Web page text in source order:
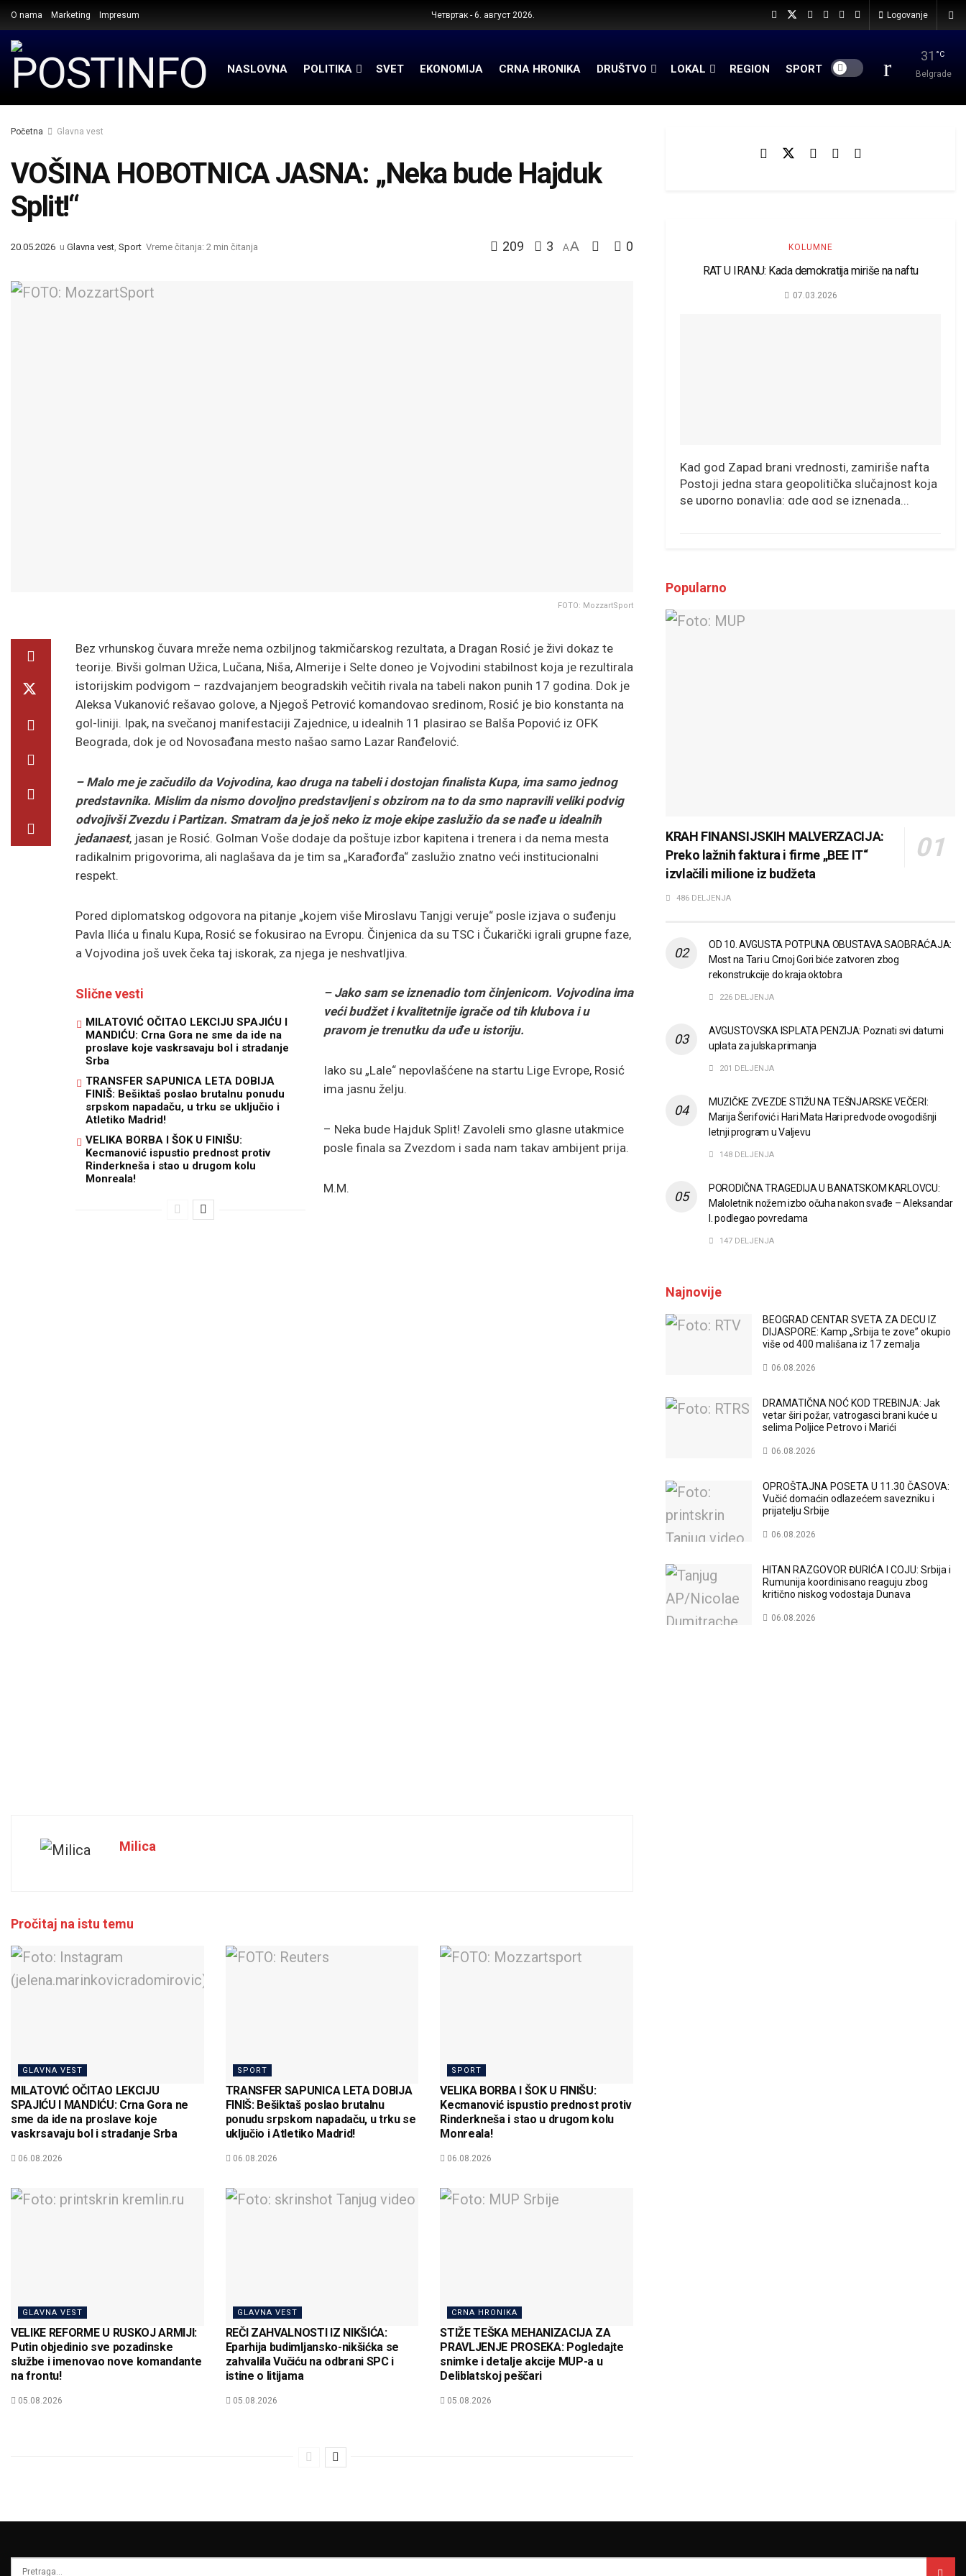
O nama Marketing Impresum Четвртак - 6. август 2026. Logovanje
NASLOVNA POLITIKA SVET EKONOMIJA CRNA HRONIKA DRUŠTVO LOKAL REGION SPORT
31 °C
Belgrade
Početna Glavna vest
VOŠINA HOBOTNICA JASNA: „Neka bude Hajduk
Split!“
20.05.2026 u Glavna vest, Sport Vreme čitanja: 2 min čitanja 209 3 AA 0
FOTO: MozzartSport
Bez vrhunskog čuvara mreže nema ozbiljnog takmičarskog rezultata, a Dragan Rosić je živi dokaz te
teorije. Bivši golman Užica, Lučana, Niša, Almerije i Selte doneo je Vojvodini stabilnost koja je rezultirala
istorijskim podvigom – razdvajanjem beogradskih večitih rivala na tabeli nakon punih 17 godina. Dok je
Aleksa Vukanović rešavao golove, a Njegoš Petrović komandovao sredinom, Rosić je bio konstanta na
gol-liniji. Ipak, na svečanoj manifestaciji Zajednice, u idealnih 11 plasirao se Balša Popović iz OFK
Beograda, dok je od Novosađana mesto našao samo Lazar Ranđelović.
– Malo me je začudilo da Vojvodina, kao druga na tabeli i dostojan finalista Kupa, ima samo jednog
predstavnika. Mislim da nismo dovoljno predstavljeni s obzirom na to da smo napravili veliki podvig
odvojivši Zvezdu i Partizan. Smatram da je još neko iz moje ekipe zaslužio da se nađe u idealnih
jedanaest, jasan je Rosić. Golman Voše dodaje da poštuje izbor kapitena i trenera i da nema mesta
radikalnim prigovorima, ali naglašava da je tim sa „Karađorđa“ zaslužio znatno veći institucionalni
respekt.
Pored diplomatskog odgovora na pitanje „kojem više Miroslavu Tanjgi veruje“ posle izjava o suđenju
Pavla Ilića u finalu Kupa, Rosić se fokusirao na Evropu. Činjenica da su TSC i Čukarički igrali grupne faze,
a Vojvodina još uvek čeka taj iskorak, za njega je neshvatljiva.
Slične vesti
MILATOVIĆ OČITAO LEKCIJU SPAJIĆU I
MANDIĆU: Crna Gora ne sme da ide na
proslave koje vaskrsavaju bol i stradanje
Srba
TRANSFER SAPUNICA LETA DOBIJA
FINIŠ: Bešiktaš poslao brutalnu ponudu
srpskom napadaču, u trku se uključio i
Atletiko Madrid!
VELIKA BORBA I ŠOK U FINIŠU:
Kecmanović ispustio prednost protiv
Rinderkneša i stao u drugom kolu
Monreala!
– Jako sam se iznenadio tom činjenicom. Vojvodina ima
veći budžet i kvalitetnije igrače od tih klubova i u
pravom je trenutku da uđe u istoriju.
Iako su „Lale“ nepovlašćene na startu Lige Evrope, Rosić
ima jasnu želju.
– Neka bude Hajduk Split! Zavoleli smo glasne utakmice
posle finala sa Zvezdom i sada nam takav ambijent prija.
M.M.
Milica
Pročitaj na istu temu
GLAVNA VEST
MILATOVIĆ OČITAO LEKCIJU
SPAJIĆU I MANDIĆU: Crna Gora ne
sme da ide na proslave koje
vaskrsavaju bol i stradanje Srba
06.08.2026
SPORT
TRANSFER SAPUNICA LETA DOBIJA
FINIŠ: Bešiktaš poslao brutalnu
ponudu srpskom napadaču, u trku se
uključio i Atletiko Madrid!
06.08.2026
SPORT
VELIKA BORBA I ŠOK U FINIŠU:
Kecmanović ispustio prednost protiv
Rinderkneša i stao u drugom kolu
Monreala!
06.08.2026
GLAVNA VEST
VELIKE REFORME U RUSKOJ ARMIJI:
Putin objedinio sve pozadinske
službe i imenovao nove komandante
na frontu!
05.08.2026
GLAVNA VEST
REČI ZAHVALNOSTI IZ NIKŠIĆA:
Eparhija budimljansko-nikšićka se
zahvalila Vučiću na odbrani SPC i
istine o litijama
05.08.2026
CRNA HRONIKA
STIŽE TEŠKA MEHANIZACIJA ZA
PRAVLJENJE PROSEKA: Pogledajte
snimke i detalje akcije MUP-a u
Deliblatskoj peščari
05.08.2026
KOLUMNE
RAT U IRANU: Kada demokratija miriše na naftu
07.03.2026
Kad god Zapad brani vrednosti, zamiriše nafta
Postoji jedna stara geopolitička slučajnost koja
se uporno ponavlja: gde god se iznenada...
Popularno
KRAH FINANSIJSKIH MALVERZACIJA:
Preko lažnih faktura i firme „BEE IT“
izvlačili milione iz budžeta
486 DELJENJA
OD 10. AVGUSTA POTPUNA OBUSTAVA SAOBRAĆAJA:
Most na Tari u Crnoj Gori biće zatvoren zbog
rekonstrukcije do kraja oktobra
226 DELJENJA
AVGUSTOVSKA ISPLATA PENZIJA: Poznati svi datumi
uplata za julska primanja
201 DELJENJA
MUZIČKE ZVEZDE STIŽU NA TEŠNJARSKE VEČERI:
Marija Šerifović i Hari Mata Hari predvode ovogodišnji
letnji program u Valjevu
148 DELJENJA
PORODIČNA TRAGEDIJA U BANATSKOM KARLOVCU:
Maloletnik nožem izbo očuha nakon svađe – Aleksandar
I. podlegao povredama
147 DELJENJA
Najnovije
BEOGRAD CENTAR SVETA ZA DECU IZ
DIJASPORE: Kamp „Srbija te zove” okupio
više od 400 mališana iz 17 zemalja
06.08.2026
DRAMATIČNA NOĆ KOD TREBINJA: Jak
vetar širi požar, vatrogasci brani kuće u
selima Poljice Petrovo i Marići
06.08.2026
OPROŠTAJNA POSETA U 11.30 ČASOVA:
Vučić domaćin odlazećem savezniku i
prijatelju Srbije
06.08.2026
HITAN RAZGOVOR ĐURIĆA I COJU: Srbija i
Rumunija koordinisano reaguju zbog
kritično niskog vodostaja Dunava
06.08.2026